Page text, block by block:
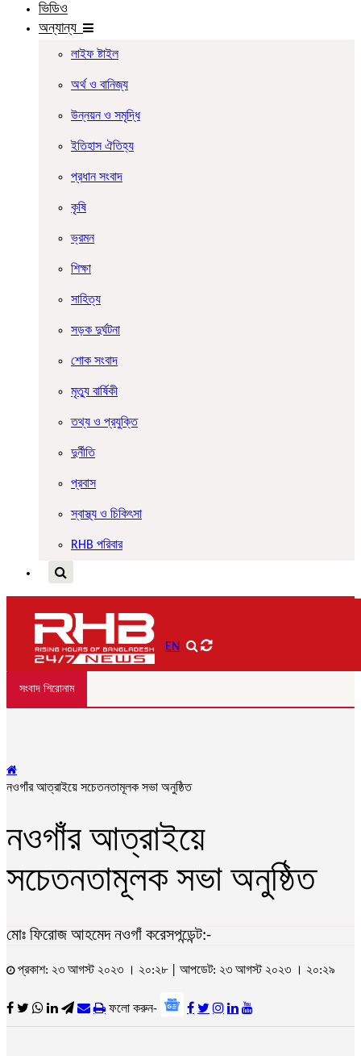
ভিডিও
অন্যান্য
লাইফ ষ্টাইল
অর্থ ও বানিজ্য
উন্নয়ন ও সমৃদ্ধি
ইতিহাস ঐতিহ্য
প্রধান সংবাদ
কৃষি
ভ্রমন
শিক্ষা
সাহিত্য
সড়ক দুর্ঘটনা
শোক সংবাদ
মৃত্যু বার্ষিকী
তথ্য ও প্রযুক্তি
দুর্নীতি
প্রবাস
স্বাস্থ্য ও চিকিৎসা
RHB পরিবার
EN
সংবাদ শিরোনাম
নওগাঁর আত্রাইয়ে সচেতনতামূলক সভা অনুষ্ঠিত
নওগাঁর আত্রাইয়ে
সচেতনতামূলক সভা অনুষ্ঠিত
মোঃ ফিরোজ আহমেদ নওগাঁ করেসপন্ডেন্ট:-
প্রকাশ: ২৩ আগস্ট ২০২৩ । ২০:২৮ | আপডেট: ২৩ আগস্ট ২০২৩ । ২০:২৯
ফলো করুন-